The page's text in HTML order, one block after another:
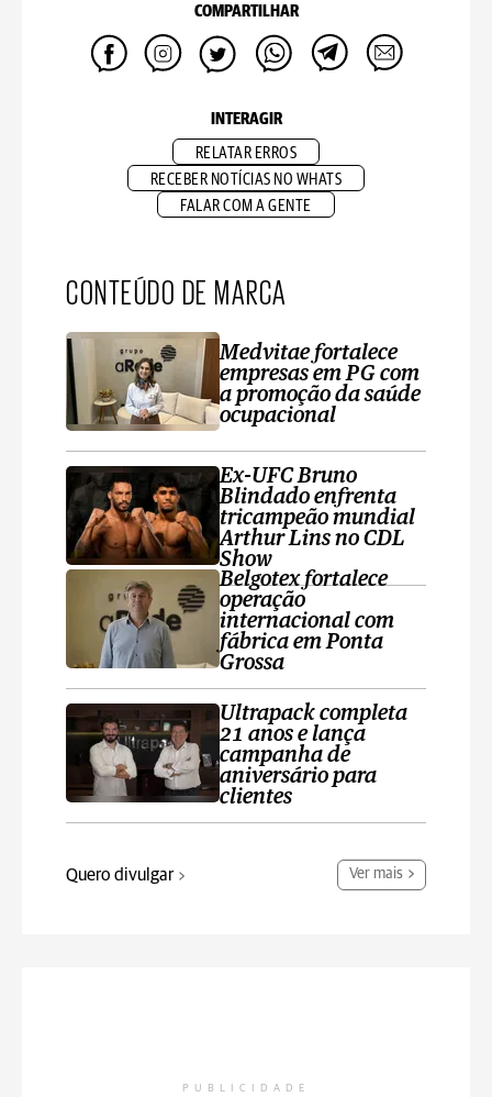
COMPARTILHAR
INTERAGIR
RELATAR ERROS
RECEBER NOTÍCIAS NO WHATS
FALAR COM A GENTE
CONTEÚDO DE MARCA
Medvitae fortalece
empresas em PG com
a promoção da saúde
ocupacional
Ex-UFC Bruno
Blindado enfrenta
tricampeão mundial
Arthur Lins no CDL
Show
Belgotex fortalece
operação
internacional com
fábrica em Ponta
Grossa
Ultrapack completa
21 anos e lança
campanha de
aniversário para
clientes
Quero divulgar Ver mais
PUBLICIDADE